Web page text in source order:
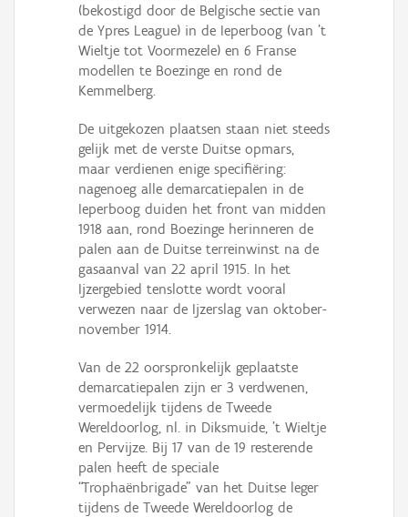
(bekostigd door de Belgische sectie van
de Ypres League) in de Ieperboog (van 't
Wieltje tot Voormezele) en 6 Franse
modellen te Boezinge en rond de
Kemmelberg.
De uitgekozen plaatsen staan niet steeds
gelijk met de verste Duitse opmars,
maar verdienen enige specifiëring:
nagenoeg alle demarcatiepalen in de
Ieperboog duiden het front van midden
1918 aan, rond Boezinge herinneren de
palen aan de Duitse terreinwinst na de
gasaanval van 22 april 1915. In het
Ijzergebied tenslotte wordt vooral
verwezen naar de Ijzerslag van oktober-
november 1914.
Van de 22 oorspronkelijk geplaatste
demarcatiepalen zijn er 3 verdwenen,
vermoedelijk tijdens de Tweede
Wereldoorlog, nl. in Diksmuide, 't Wieltje
en Pervijze. Bij 17 van de 19 resterende
palen heeft de speciale
“Trophaënbrigade” van het Duitse leger
tijdens de Tweede Wereldoorlog de